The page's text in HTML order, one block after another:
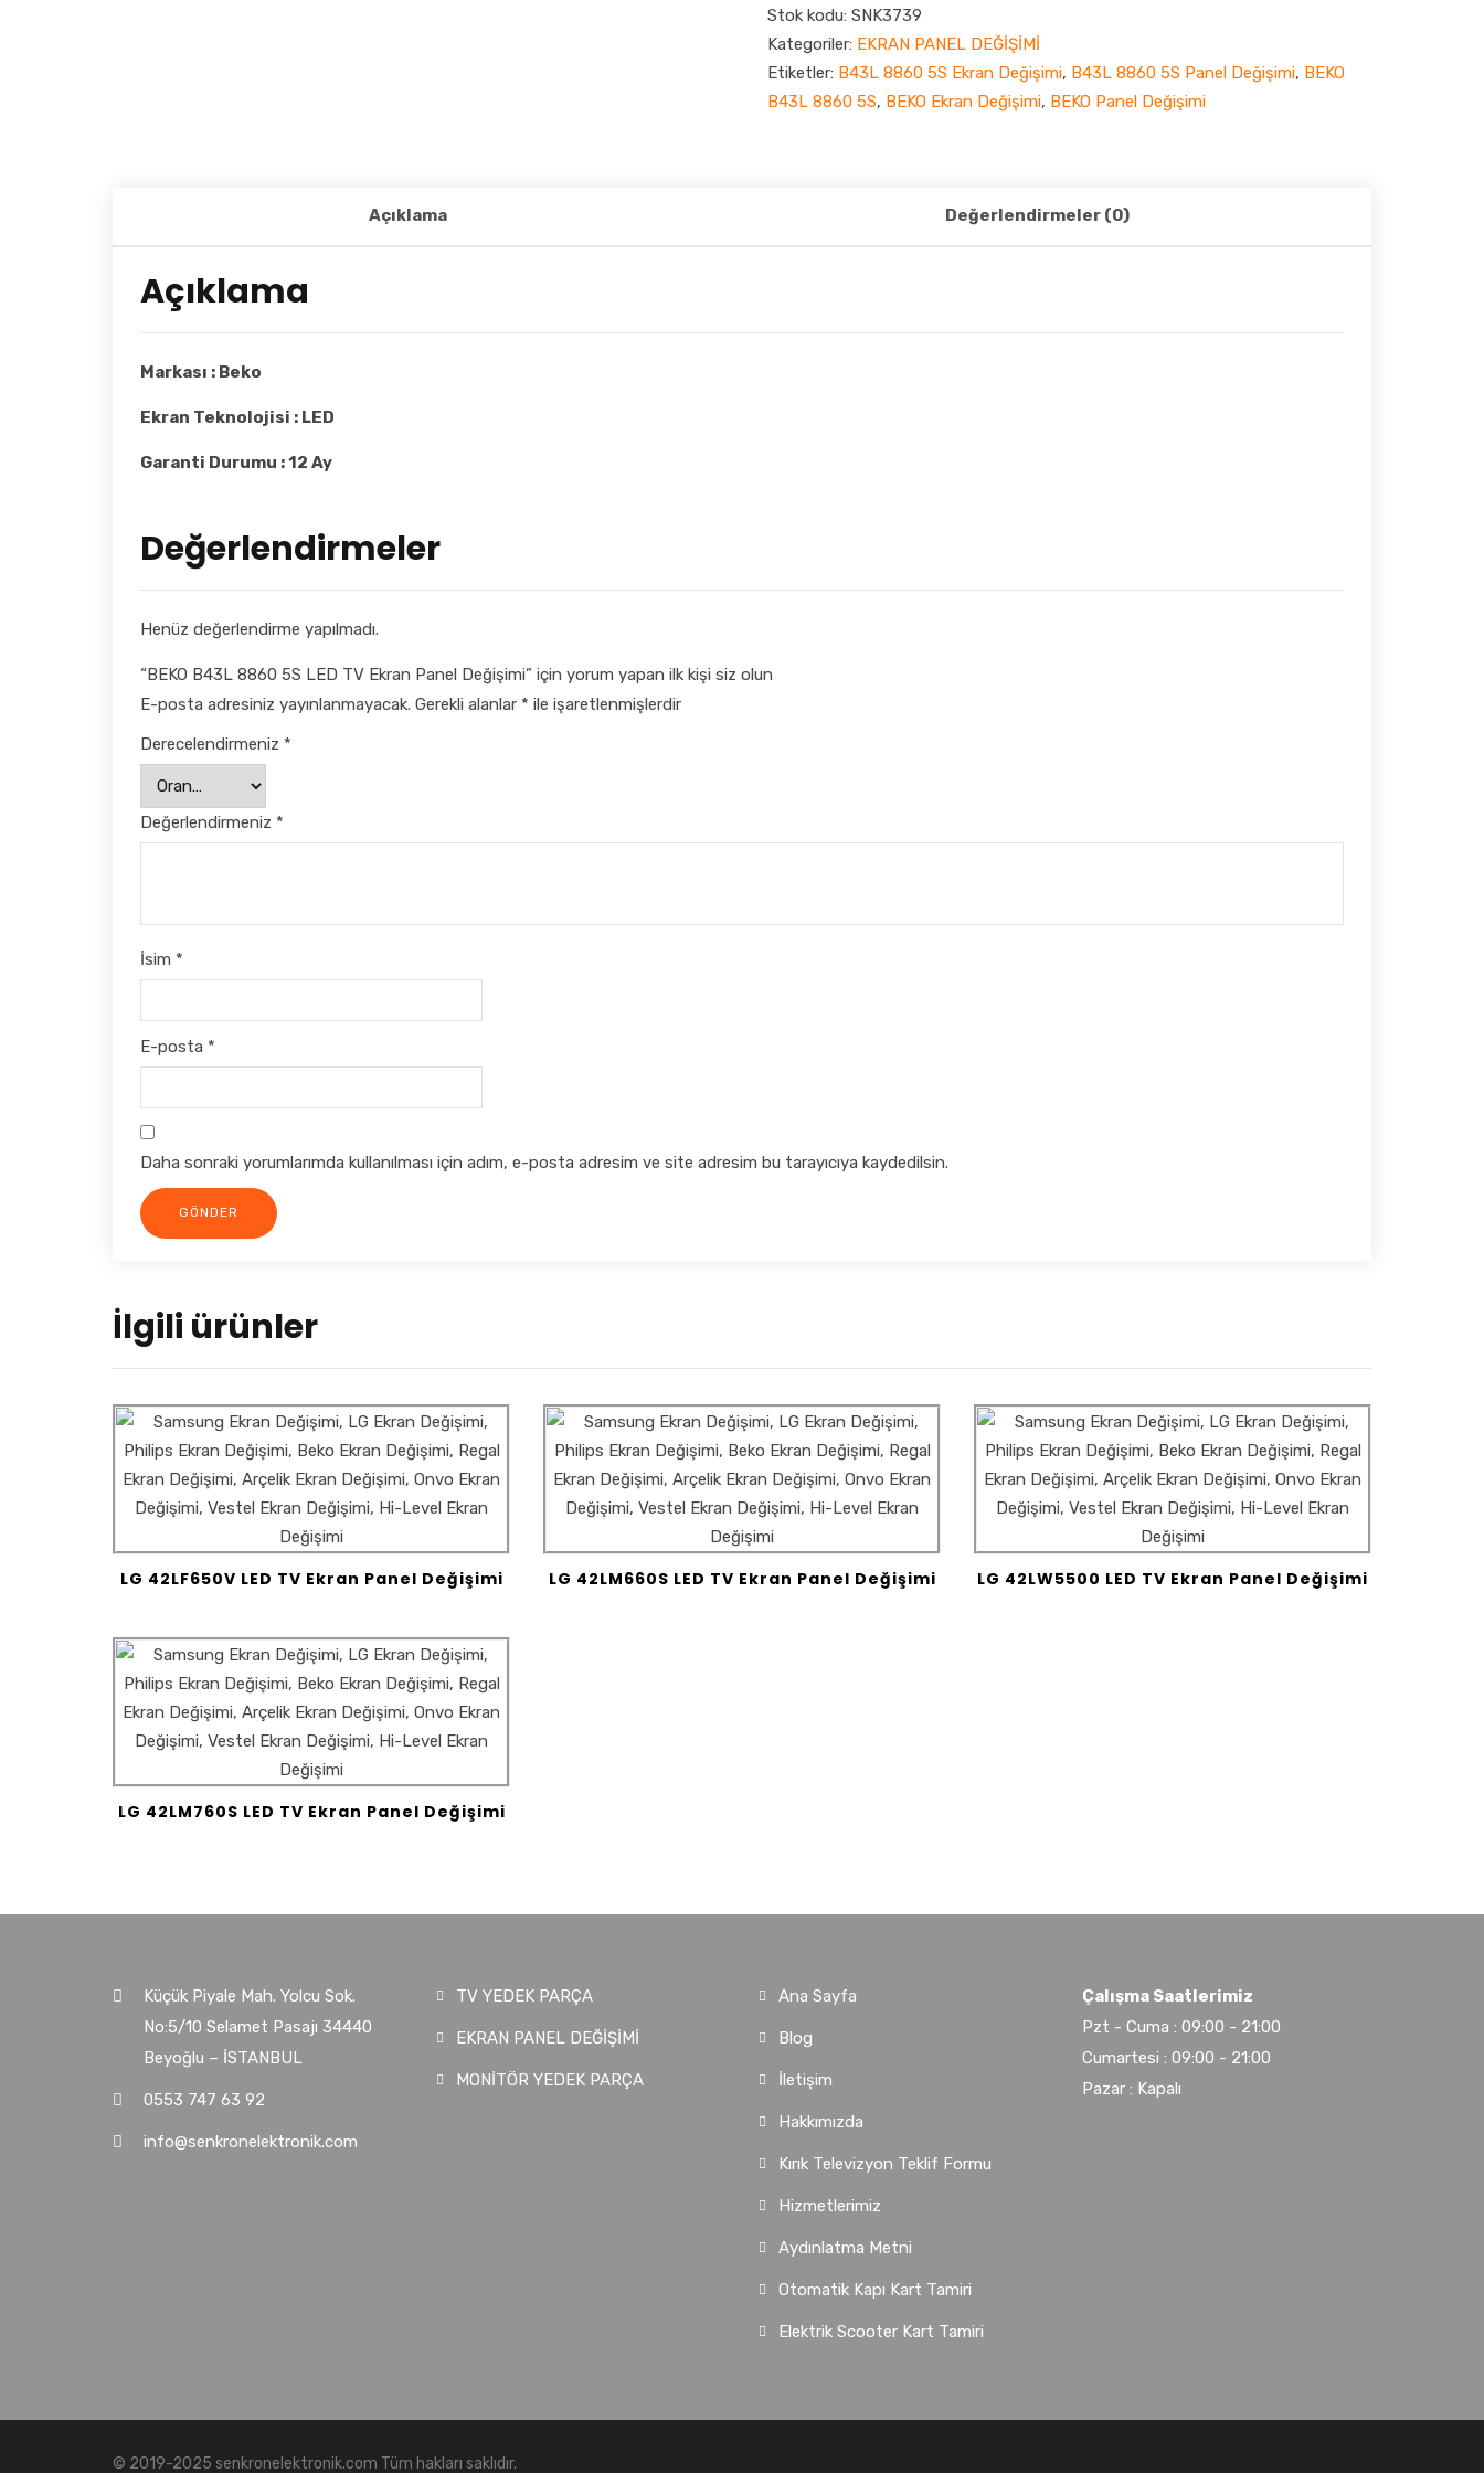
Stok kodu: SNK3739
Kategoriler: EKRAN PANEL DEĞİŞİMİ
Etiketler: B43L 8860 5S Ekran Değişimi, B43L 8860 5S Panel Değişimi, BEKO
B43L 8860 5S, BEKO Ekran Değişimi, BEKO Panel Değişimi
Açıklama Değerlendirmeler (0)
Açıklama
Markası : Beko
Ekran Teknolojisi : LED
Garanti Durumu : 12 Ay
Değerlendirmeler
Henüz değerlendirme yapılmadı.
“BEKO B43L 8860 5S LED TV Ekran Panel Değişimi” için yorum yapan ilk kişi siz olun
E-posta adresiniz yayınlanmayacak. Gerekli alanlar * ile işaretlenmişlerdir
Derecelendirmeniz *
Değerlendirmeniz *
İsim *
E-posta *
Daha sonraki yorumlarımda kullanılması için adım, e-posta adresim ve site adresim bu tarayıcıya kaydedilsin.
İlgili ürünler
LG 42LF650V LED TV Ekran Panel Değişimi LG 42LM660S LED TV Ekran Panel Değişimi LG 42LW5500 LED TV Ekran Panel Değişimi
LG 42LM760S LED TV Ekran Panel Değişimi
Küçük Piyale Mah. Yolcu Sok.
No:5/10 Selamet Pasajı 34440
Beyoğlu – İSTANBUL
0553 747 63 92
info@senkronelektronik.com
TV YEDEK PARÇA
EKRAN PANEL DEĞİŞİMİ
MONİTÖR YEDEK PARÇA
Ana Sayfa
Blog
İletişim
Hakkımızda
Kırık Televizyon Teklif Formu
Hizmetlerimiz
Aydınlatma Metni
Otomatik Kapı Kart Tamiri
Elektrik Scooter Kart Tamiri
Çalışma Saatlerimiz
Pzt - Cuma : 09:00 - 21:00
Cumartesi : 09:00 - 21:00
Pazar : Kapalı
© 2019-2025 senkronelektronik.com Tüm hakları saklıdır.